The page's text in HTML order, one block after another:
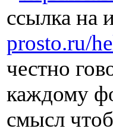
ссылка на
prosto.ru/
честно
каждому
смысл